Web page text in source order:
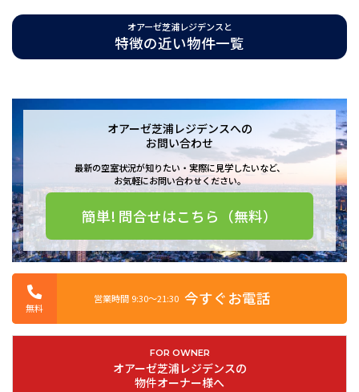
■ＣＡＴＶ
です。
建築デザイナー設計によるこだわりのデザイナーズマンション。
港区で長い間営業し、港区とともに成長してきたユウキホームが自信
をもってご紹介できる物件です。
最も近いJR山手線田町駅からは徒歩7分の好立地です。さらにJR京浜
東北線田町駅など全部で4路線が使えて、交通の便が非常に良いです。
宅配ボックスがございますので、普段忙しく荷物を受け取れない方に
とってはとても助かります。24時間有人管理のマンションでセキュリ
ます。敷地内にごみ置き場がありますので、いつでもごみを捨てられ
ます。ケーブルテレビが見られます。
オアーゼ芝浦レジデンスと
特徴の近い物件一覧
オアーゼ芝浦レジデンスへの
お問い合わせ
最新の空室状況が知りたい・実際に見学したいなど、
お気軽にお問い合わせください。
簡単! 問合せはこちら（無料）
無料
営業時間 9:30〜21:30 今すぐお電話
FOR OWNER
オアーゼ芝浦レジデンスの
物件オーナー様へ